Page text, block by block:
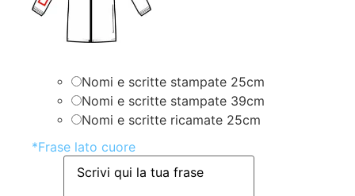
Nomi e scritte stampate 25cm
Nomi e scritte stampate 39cm
Nomi e scritte ricamate 25cm
*Frase lato cuore